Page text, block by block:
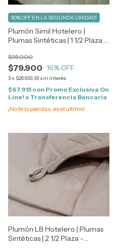
Plumón Simil Hotelero |
Plumas Sintéticas | 1 1/2 Plaza -
$79.900
$95.000
16% OFF
3x $26.633,33 sin interés
50% OFF EN LA SEGUNDA UNIDAD!
$67.915 con Promo Exclusiva On
Line! x Transferencia Bancaria
¡No te lo pierdas, es el último!
Plumón LB Hotelero | Plumas
Sintéticas | 2 1/2 Plaza -